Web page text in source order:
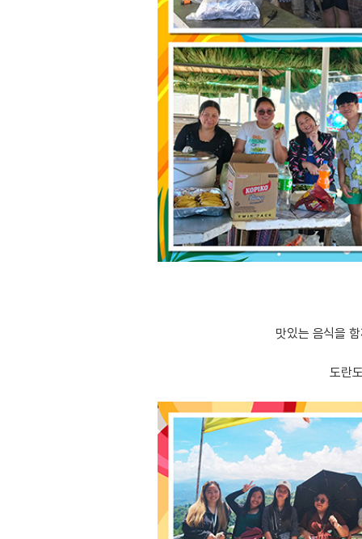
맛있는 음식을
도란